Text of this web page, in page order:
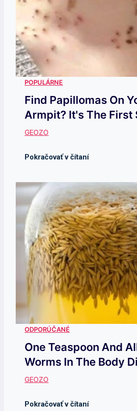
Find Papillomas On
Armpit? It's The First
One Teaspoon And
Worms In The Body